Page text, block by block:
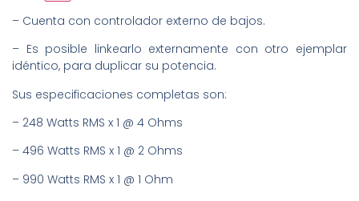
– Cuenta con controlador externo de bajos.
– Es posible linkearlo externamente con otro ejemplar
idéntico, para duplicar su potencia.
Sus especificaciones completas son:
– 248 Watts RMS x 1 @ 4 Ohms
– 496 Watts RMS x 1 @ 2 Ohms
– 990 Watts RMS x 1 @ 1 Ohm